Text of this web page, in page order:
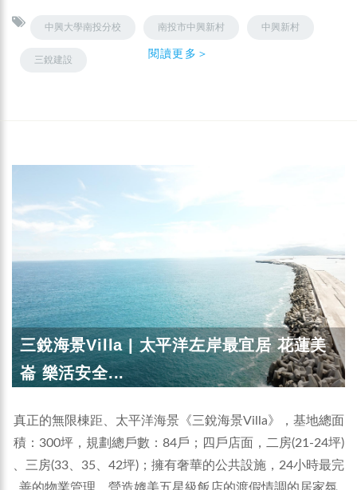
中興大學南投分校 南投市中興新村 中興新村
三銳建設 閱讀更多＞
三銳海景Villa | 太平洋左岸最宜居 花蓮美
崙 樂活安全...
真正的無限棟距、太平洋海景《三銳海景Villa》，基地總面
積：300坪，規劃總戶數：84戶；四戶店面，二房(21-24坪)
、三房(33、35、42坪)；擁有奢華的公共設施，24小時最完